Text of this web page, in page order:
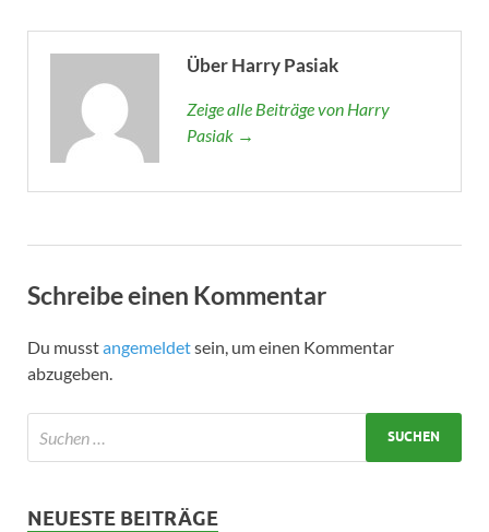
Über Harry Pasiak
Zeige alle Beiträge von Harry
Pasiak →
Schreibe einen Kommentar
Du musstangemeldetsein, um einen Kommentar
abzugeben.
NEUESTE BEITRÄGE